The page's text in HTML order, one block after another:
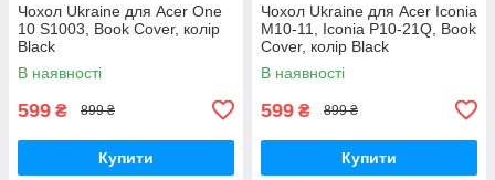
Чохол Ukraine для Acer One
10 S1003, Book Cover, колір
Black
В наявності
599 ₴ 899 ₴
Купити
Чохол Ukraine для Acer Iconia
M10-11, Iconia P10-21Q, Book
Cover, колір Black
В наявності
599 ₴ 899 ₴
Купити